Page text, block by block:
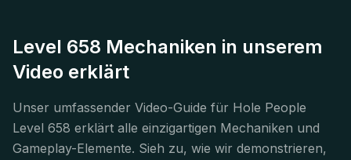
Level 658 Mechaniken in unserem
Video erklärt
Unser umfassender Video-Guide für Hole People
Level 658 erklärt alle einzigartigen Mechaniken und
Gameplay-Elemente. Sieh zu, wie wir demonstrieren,